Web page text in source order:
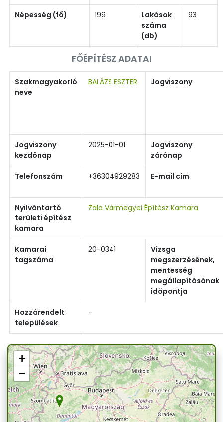
Népesség (fő) 199
Lakások
száma
(db)
93
FŐÉPÍTÉSZ ADATAI
Szakmagyakorló
neve
BALÁZS ESZTER Jogviszony
Jogviszony
kezdőnap
2025-01-01
Jogviszony
zárónap
Telefonszám +36304929283 E-mail cím
Nyilvántartó
területi építész
kamara
Zala Vármegyei Építész Kamara
Kamarai
tagszáma
20-0341
Vizsga
megszerzésének,
mentesség
megállapításának
időpontja
Hozzárendelt
települések
-
+
−